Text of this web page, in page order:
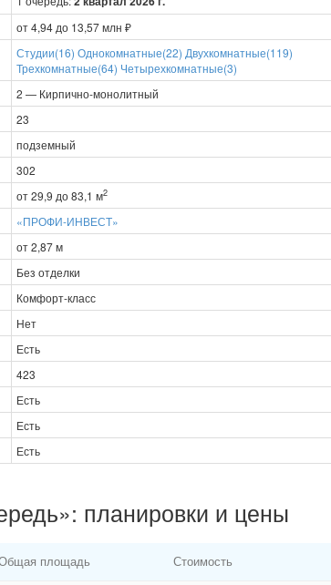
от 4,94 до 13,57 млн ₽
Студии(16) Однокомнатные(22) Двухкомнатные(119)
Трехкомнатные(64) Четырехкомнатные(3)
2 — Кирпично-монолитный
23
подземный
302
от 29,9 до 83,1 м2
«ПРОФИ-ИНВЕСТ»
от 2,87 м
Без отделки
Комфорт-класс
Нет
Есть
423
Есть
Есть
Есть
планировки и цены
площадь Стоимость